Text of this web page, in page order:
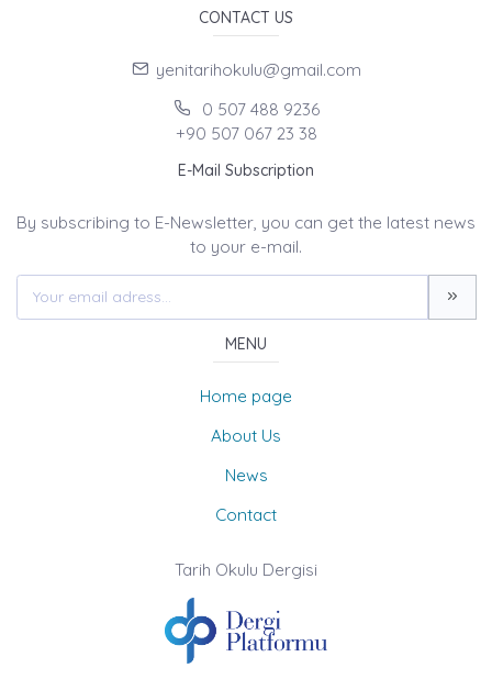
CONTACT US
yenitarihokulu@gmail.com
0 507 488 9236
+90 507 067 23 38
E-Mail Subscription
By subscribing to E-Newsletter, you can get the latest news
to your e-mail.
MENU
Home page
About Us
News
Contact
Tarih Okulu Dergisi